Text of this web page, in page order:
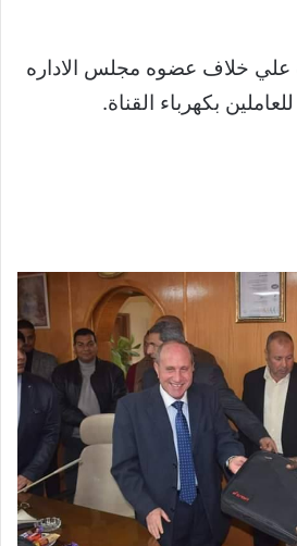
خلاف عضوه مجلس الاداره
بكهرباء القناة.